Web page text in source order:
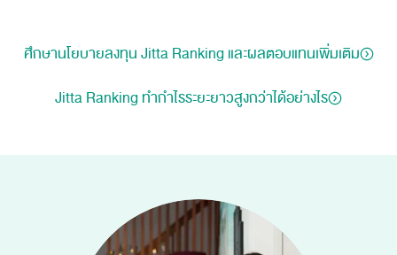
ศึกษานโยบายลงทุน Jitta Ranking และผลตอบแทนเพิ่มเติม
Jitta Ranking ทำกำไรระยะยาวสูงกว่าได้อย่างไร